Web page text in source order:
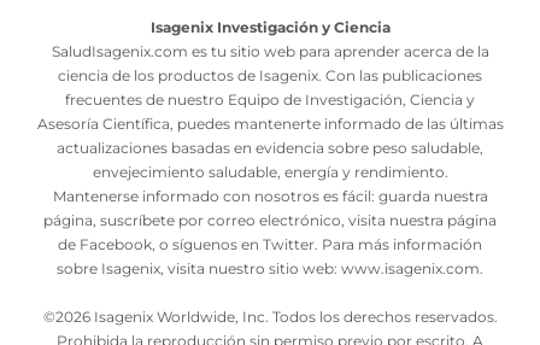
Isagenix Investigación y Ciencia
SaludIsagenix.com es tu sitio web para aprender acerca de la
ciencia de los productos de Isagenix. Con las publicaciones
frecuentes de nuestro Equipo de Investigación, Ciencia y
Asesoría Científica, puedes mantenerte informado de las últimas
actualizaciones basadas en evidencia sobre peso saludable,
envejecimiento saludable, energía y rendimiento.
Mantenerse informado con nosotros es fácil: guarda nuestra
página, suscríbete por correo electrónico, visita nuestra página
de Facebook, o síguenos en Twitter. Para más información
sobre Isagenix, visita nuestro sitio web: www.isagenix.com
©2026 Isagenix Worldwide, Inc. Todos los derechos reservados.
Prohibida la reproducción sin permiso previo por escrito. A